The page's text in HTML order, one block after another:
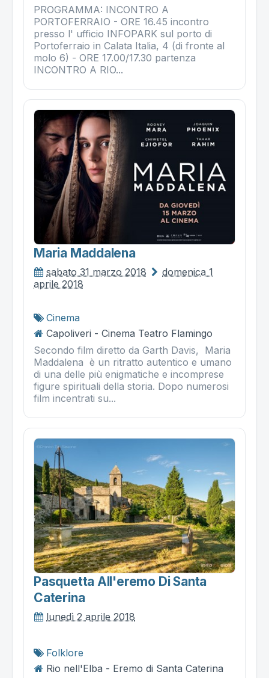
PROGRAMMA: INCONTRO A
PORTOFERRAIO - ORE 16.45 incontro
presso l' ufficio INFOPARK sul porto di
Portoferraio in Calata Italia, 4 (di fronte al
molo 6) - ORE 17.00/17.30 partenza
INCONTRO A RIO...
Maria Maddalena
sabato 31 marzo 2018
domenica 1
aprile 2018
Cinema
Capoliveri - Cinema Teatro Flamingo
Secondo film diretto da Garth Davis, Maria
Maddalena è un ritratto autentico e umano
di una delle più enigmatiche e incomprese
figure spirituali della storia. Dopo numerosi
film incentrati su...
Pasquetta All'eremo Di Santa
Caterina
lunedì 2 aprile 2018
Folklore
Rio nell'Elba - Eremo di Santa Caterina